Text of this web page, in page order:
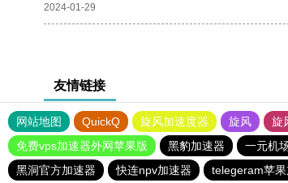
2024-01-29
友情链接
网站地图 QuickQ 旋风加速度器 旋风 旋
免费vps加速器外网苹果版
黑豹加速器 一元机
黑洞官方加速器
快连npv加速器 telegeram苹